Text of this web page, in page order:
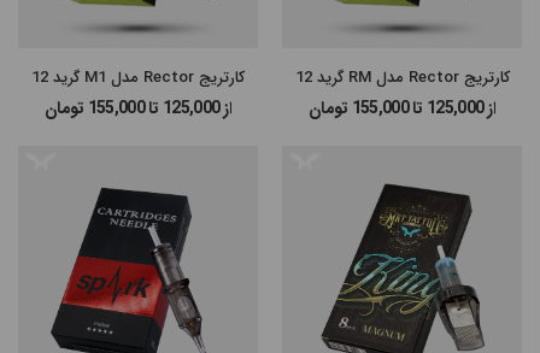
کارتریج Rector مدل RM گرید 12
از 125,000 تا 155,000 تومان
کارتریج Rector مدل M1 گرید 12
از 125,000 تا 155,000 تومان